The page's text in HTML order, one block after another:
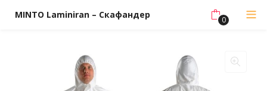
MINTO Laminiran – Скафандер 0